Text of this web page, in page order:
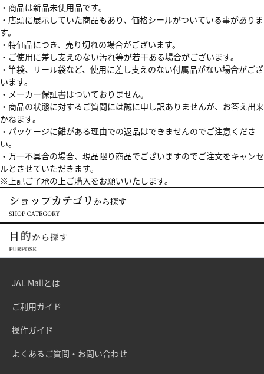
・商品は新品未使用品です。
・店頭に展示していた商品もあり、価格シールがついている事がありま
す。
・特価品につき、売り切れの場合がございます。
・ご使用に差し支えのない汚れ等が若干ある場合がございます。
・竿袋、リール袋など、使用に差し支えのない付属品がない場合がござ
います。
・メーカー保証書はついておりません。
・商品の状態に対するご質問には誠に申し訳ありませんが、お答え出来
かねます。
・パッケージに難がある理由での返品はできませんのでご注意くださ
い。
・万一不具合の場合、現品限り商品でございますのでご注文をキャンセ
ルとさせていただきます。
※上記ご了承の上ご購入をお願いいたします。
JAL Mallとは
ご利用ガイド
操作ガイド
よくあるご質問・お問い合わせ